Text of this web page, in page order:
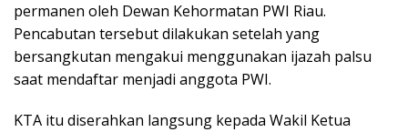
permanen oleh Dewan Kehormatan PWI Riau.
Pencabutan tersebut dilakukan setelah yang
bersangkutan mengakui menggunakan ijazah palsu
saat mendaftar menjadi anggota PWI.
KTA itu diserahkan langsung kepada Wakil Ketua